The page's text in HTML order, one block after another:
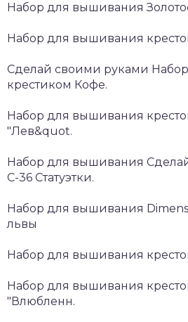
Набор для вышивания
Набор для вышивания
Сделай своими руками
крестиком Кофе.
Набор для вышивания
"Лев&quot.
Набор для вышивания
С-36 Статуэтки.
Набор для вышивания
львы
Набор для вышивания
Набор для вышивания
"Влюбленн.